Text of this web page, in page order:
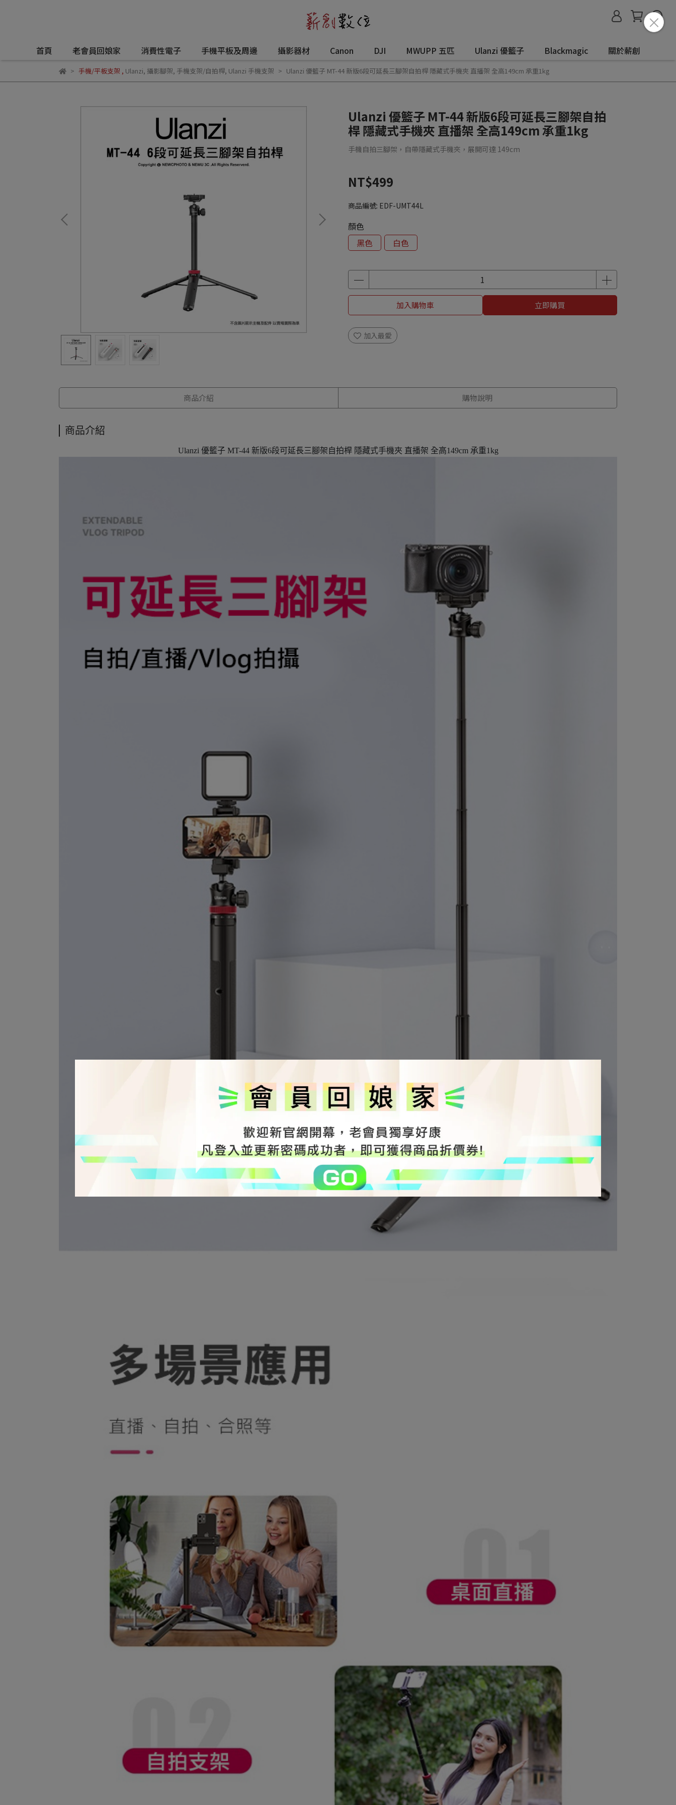
首頁 老會員回娘家 消費性電子 手機平板及周邊 攝影器材 Canon DJI MWUPP 五匹 Ulanzi 優籃子 Blackmagic 關於薪創
手機/平板支架 , Ulanzi, 攝影腳架, 手機支架/自拍桿, Ulanzi 手機支架 Ulanzi 優籃子 MT-44 新版6段可延長三腳架自拍桿 隱藏式手機夾 直播架 全高149cm 承重1kg
Ulanzi 優籃子 MT-44 新版6段可延長三腳架自拍
桿 隱藏式手機夾 直播架 全高149cm 承重1kg
手機自拍三腳架，自帶隱藏式手機夾，展開可達 149cm
NT$499
商品編號: EDF-UMT44L
顏色
黑色
白色
加入購物車 立即購買
加入最愛
商品介紹 購物說明
商品介紹
Ulanzi 優籃子 MT-44 新版6段可延長三腳架自拍桿 隱藏式手機夾 直播架 全高149cm 承重1kg